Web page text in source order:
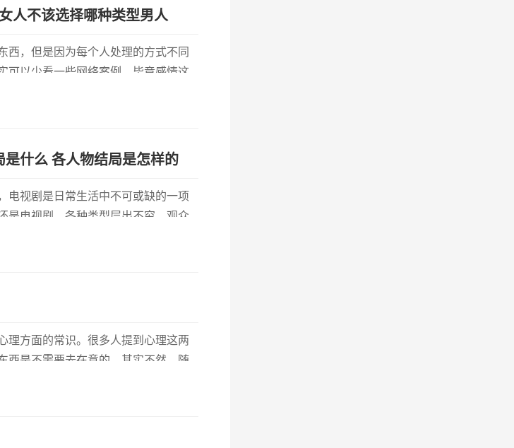
人不该选择哪种类型男人
西，但是因为每个人处理的方式不同
可以少看一些网络案例，毕竟感情这
什么 各人物结局是怎样的
电视剧是日常生活中不可或缺的一项
是电视剧，各种类型层出不穷。观众
理方面的常识。很多人提到心理这两
西是不需要去在意的。其实不然，随